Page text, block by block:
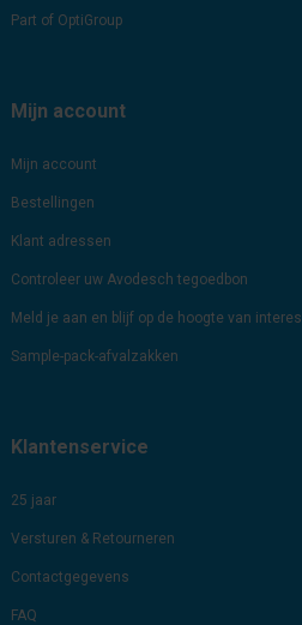
Part of OptiGroup
Mijn account
Mijn account
Bestellingen
Klant adressen
Controleer uw Avodesch tegoedbon
Meld je aan en blijf op de hoogte van
Sample-pack-afvalzakken
Klantenservice
25 jaar
Versturen & Retourneren
Contactgegevens
FAQ